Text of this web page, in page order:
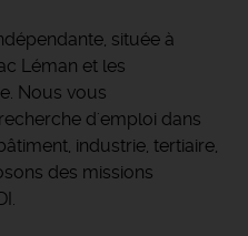
située à
Léman et les
Nous vous
d'emploi dans
industrie, tertiaire,
des missions